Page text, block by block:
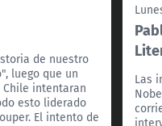
de nuestro
luego que un
intentaran
esto liderado
El intento de
Las